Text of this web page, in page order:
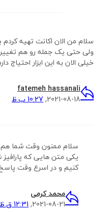
سلام من الان اکانت تهیه
ولی حتی یک جمله رو هم
خیلی الان به این ابزار احتیاج
fatemeh hassanali
2021-08-18, 10:27 ب.ظ
سلام ممنون وقت شما هم
یکی متن هایی که پارافیز
کنیم و در اسرع وقت
محمد کرمی
2021-08-21, 12:31 ق.ظ